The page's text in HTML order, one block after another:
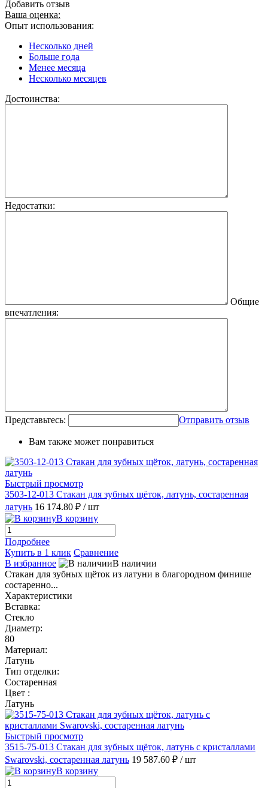
Добавить отзыв
Ваша оценка:
Опыт использования:
Несколько дней
Больше года
Менее месяца
Несколько месяцев
Достоинства:
Недостатки:
Общие
впечатления:
Представьтесь: Отправить отзыв
Вам также может понравиться
Быстрый просмотр
3503-12-013 Стакан для зубных щёток, латунь, состаренная
латунь 16 174.80 ₽ / шт
В корзину
Подробнее
Купить в 1 клик Сравнение
В избранное
В наличии
Стакан для зубных щёток из латуни в благородном финише
состаренно...
Характеристики
Вставка:
Стекло
Диаметр:
80
Материал:
Латунь
Тип отделки:
Состаренная
Цвет :
Латунь
Быстрый просмотр
3515-75-013 Стакан для зубных щёток, латунь с кристаллами
Swarovski, состаренная латунь 19 587.60 ₽ / шт
В корзину